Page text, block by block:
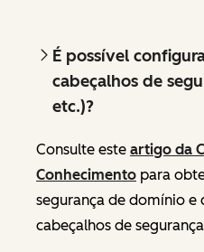
É possível
cabeçalhos de
etc.)?
Consulte este artigo da
Conhecimento para
segurança de domínio e
cabeçalhos de